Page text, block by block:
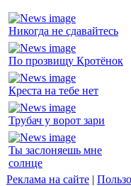
Никогда не сдавайтесь
По прозвищу Кротёнок
Креста на тебе нет
Трубач у ворот зари
Ты заслоняешь мне
солнце
Реклама на сайте |